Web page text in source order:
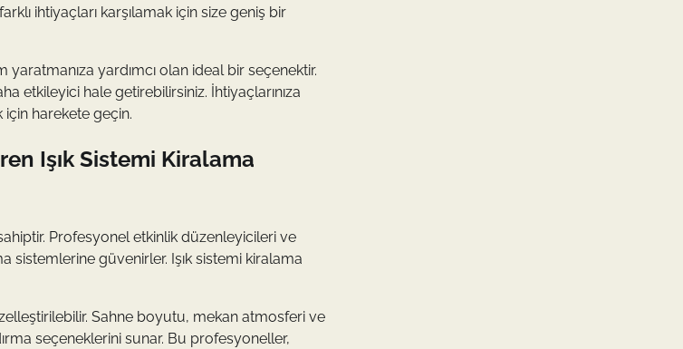
ihtiyaçları karşılamak için size geniş bir
yardımcı olan ideal bir seçenektir.
etkileyici hale getirebilirsiniz. İhtiyaçlarınıza
için harekete geçin.
Işık Sistemi Kiralama
Profesyonel etkinlik düzenleyicileri ve
sistemlerine güvenirler. Işık sistemi kiralama
Sahne boyutu, mekan atmosferi ve
seçeneklerini sunar. Bu profesyoneller,